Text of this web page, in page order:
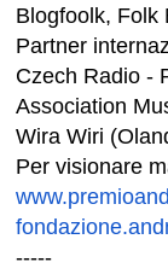
Blogfoolk, Folk
Partner
Czech Radio -
Association
Wira Wiri
Per visionare
-----